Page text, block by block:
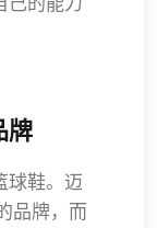
牌
球鞋。迈
品牌，而